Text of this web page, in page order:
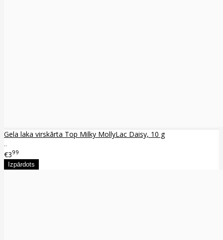
Gela laka virskārta Top Milky MollyLac Daisy, 10 g
..
€399